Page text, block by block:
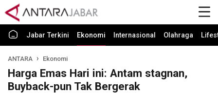
Jabar Terkini Ekonomi Internasional Olahraga
ANTARA Ekonomi
Harga Emas Hari ini: Antam stagnan,
Buyback-pun Tak Bergerak